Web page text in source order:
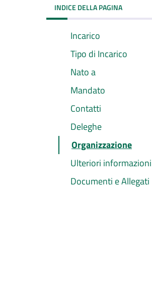
INDICE DELLA PAGINA
Incarico
Tipo di Incarico
Nato a
Mandato
Contatti
Deleghe
Organizzazione
Ulteriori informazioni
Documenti e Allegati